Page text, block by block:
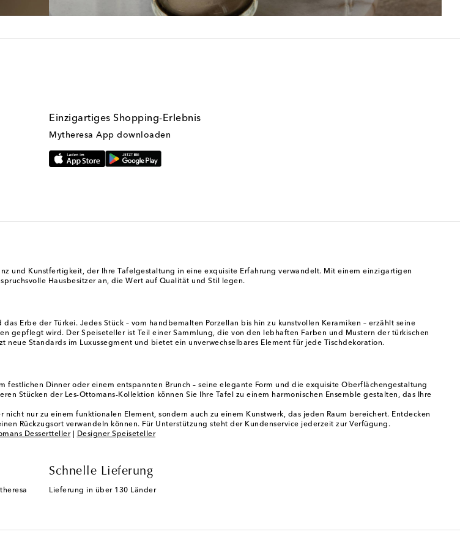
Einzigartiges Shopping-Erlebnis
Mytheresa App downloaden
und Kunstfertigkeit, der Ihre Tafelgestaltung in eine exquisite Erfahrung verwandelt. Mit einem einzigartigen
Hausbesitzer an, die Wert auf Qualität und Stil legen.
Erbe der Türkei. Jedes Stück – vom handbemalten Porzellan bis hin zu kunstvollen Keramiken – erzählt seine
gepflegt wird. Der Speiseteller ist Teil einer Sammlung, die von den lebhaften Farben und Mustern der türkischen
Standards im Luxussegment und bietet ein unverwechselbares Element für jede Tischdekoration.
Dinner oder einem entspannten Brunch – seine elegante Form und die exquisite Oberflächengestaltung
Stücken der Les-Ottomans-Kollektion können Sie Ihre Tafel zu einem harmonischen Ensemble gestalten, das Ihre
nur zu einem funktionalen Element, sondern auch zu einem Kunstwerk, das jeden Raum bereichert. Entdecken
Rückzugsort verwandeln können. Für Unterstützung steht der Kundenservice jederzeit zur Verfügung.
Dessertteller| Designer Speiseteller
Schnelle Lieferung
Lieferung in über 130 Länder